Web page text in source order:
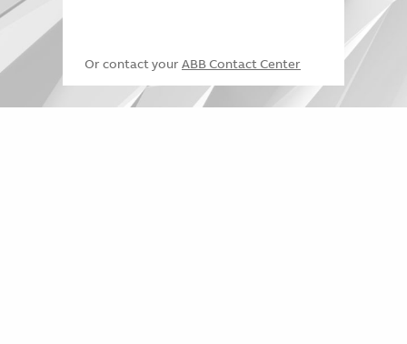
Or contact your ABB Contact Center